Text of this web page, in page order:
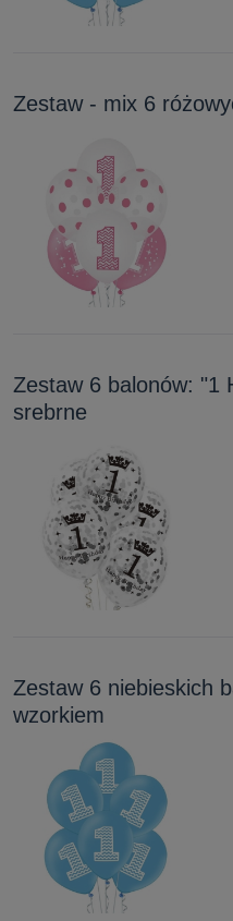
Zestaw - mix 6
Zestaw 6 balonów: "1
srebrne
Zestaw 6 niebieskich
wzorkiem